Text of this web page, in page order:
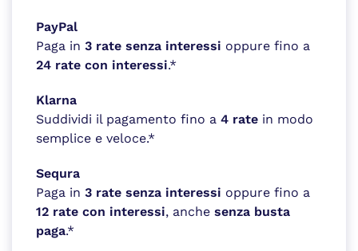
PayPal
Paga in 3 rate senza interessi oppure fino a
24 rate con interessi.*
Klarna
Suddividi il pagamento fino a 4 rate in modo
semplice e veloce.*
Sequra
Paga in 3 rate senza interessi oppure fino a
12 rate con interessi, anche senza busta
paga.*